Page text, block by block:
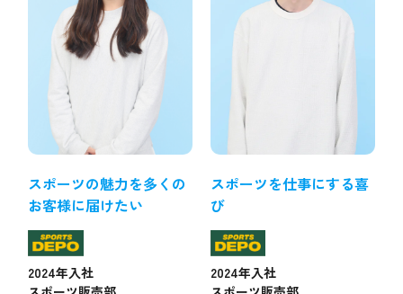
スポーツの魅力を多くの
お客様に届けたい
2024年入社
スポーツを仕事にする喜
び
2024年入社